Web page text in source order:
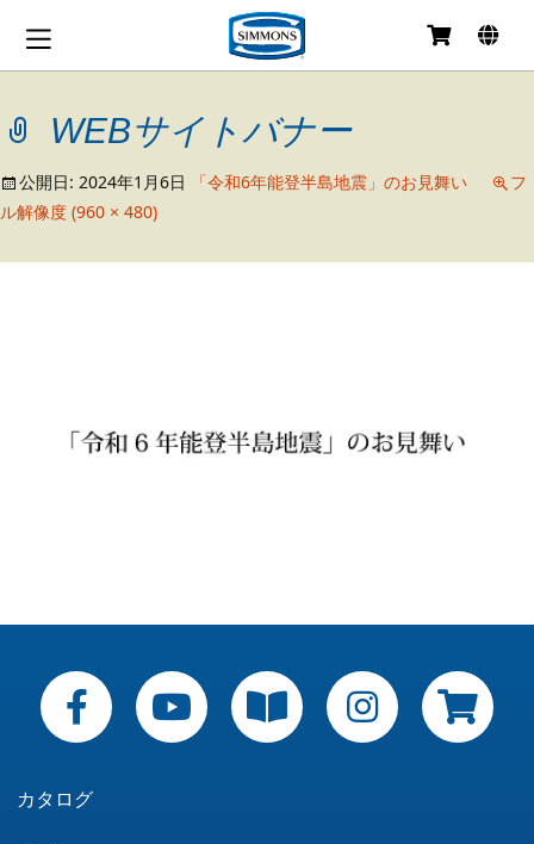
ン
ツ
へ
移
動
WEBサイトバナー
公開日: 2024年1月6日 「令和6年能登半島地震」のお見舞い
フ
ル解像度 (960 × 480)
カタログ